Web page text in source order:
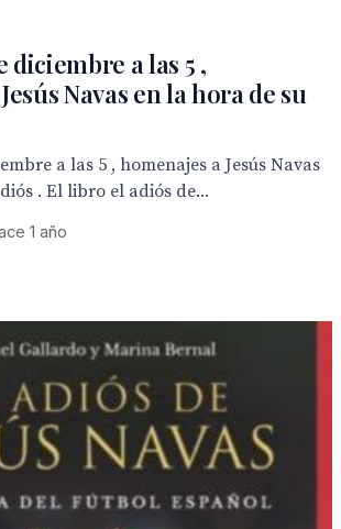
diciembre a las 5 ,
Navas en la hora de su
a las 5 , homenajes a Jesús Navas
. El libro el adiós de...
1 año